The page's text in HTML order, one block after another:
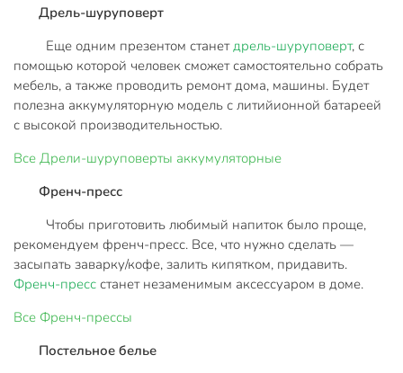
Дрель-шуруповерт
Еще одним презентом станетдрель-шуруповерт, с
помощью которой человек сможет самостоятельно собрать
мебель, а также проводить ремонт дома, машины. Будет
полезна аккумуляторную модель с литийионной батареей
с высокой производительностью.
Все Дрели-шуруповерты аккумуляторные
Френч-пресс
Чтобы приготовить любимый напиток было проще,
рекомендуем френч-пресс. Все, что нужно сделать —
засыпать заварку/кофе, залить кипятком, придавить.
Френч-пресс станет незаменимым аксессуаром в доме.
Все Френч-прессы
Постельное белье